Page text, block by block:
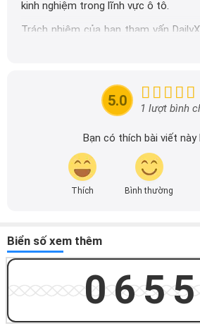
kinh nghiệm trong lĩnh vực ô tô.
Trách nhiệm của ban tham vấn
tin chính xác được đăng tải trên
tin nhanh chóng và dễ dàng hơn.
5.0 1 lượt bình
Bạn có thích bài viết này
Thích Bình thường
Biển số xem thêm